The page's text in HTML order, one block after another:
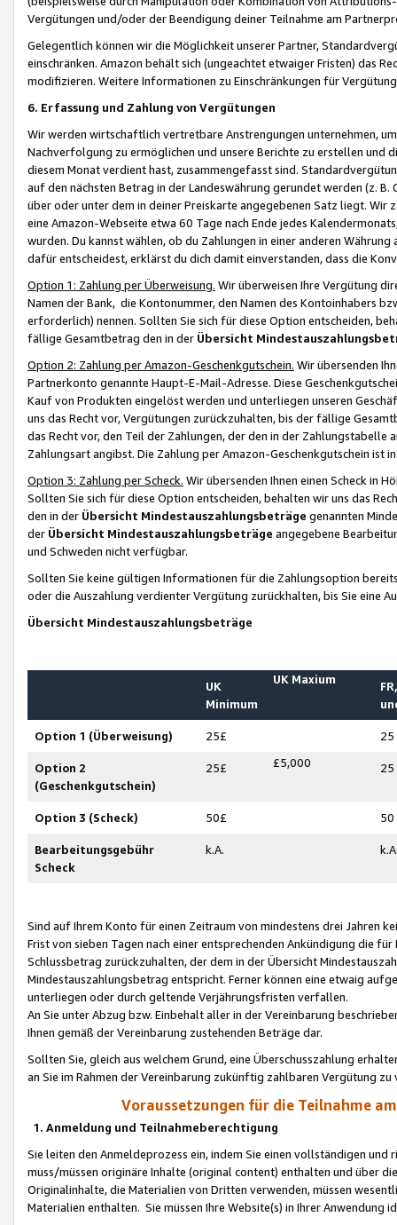
Vergütungen und/oder der Beendigung deiner Teilnahme am
Gelegentlich können wir die Möglichkeit unserer Partner,
einschränken. Amazon behält sich (ungeachtet etwaiger Fristen) das
modifizieren. Weitere Informationen zu Einschränkungen für
6. Erfassung und Zahlung von Vergütungen
Wir werden wirtschaftlich vertretbare Anstrengungen unternehmen,
Nachverfolgung zu ermöglichen und unsere Berichte zu erstellen und
diesem Monat verdient hast, zusammengefasst sind.
auf den nächsten Betrag in der Landeswährung gerundet werden (z.
über oder unter dem in deiner Preiskarte angegebenen Satz liegt.
eine Amazon-Webseite etwa 60 Tage nach Ende jedes
wurden. Du kannst wählen, ob du Zahlungen in einer anderen
dafür entscheidest, erklärst du dich damit einverstanden, dass die
Option 1: Zahlung per Überweisung. Wir überweisen Ihre Vergütung
Namen der Bank, die Kontonummer, den Namen des Kontoinhabers
erforderlich) nennen. Sollten Sie sich für diese Option entscheiden,
fällige Gesamtbetrag den in der Übersicht
Option 2: Zahlung per Amazon-Geschenkgutschein. Wir übersenden
Partnerkonto genannte Haupt-E-Mail-Adresse. Diese
Kauf von Produkten eingelöst werden und unterliegen unseren
uns das Recht vor, Vergütungen zurückzuhalten, bis der fällige
das Recht vor, den Teil der Zahlungen, der den in der
Zahlungsart angibst. Die Zahlung per Amazon-Geschenkgutschein ist
Option 3: Zahlung per Scheck. Wir übersenden Ihnen einen Scheck in
Sollten Sie sich für diese Option entscheiden, behalten wir uns das
den in der Übersicht Mindestauszahlungsbeträge genannten
der Übersicht Mindestauszahlungsbeträge angegebene
und Schweden nicht verfügbar.
Sollten Sie keine gültigen Informationen für die Zahlungsoption
oder die Auszahlung verdienter Vergütung zurückhalten, bis Sie
Übersicht Mindestauszahlungsbeträge
UK
Minimum
UK Maxium
Option 1 (Überweisung) 25£ 25
Option 2
(Geschenkgutschein)
25£ £5,000 25
Option 3 (Scheck) 50£ 50
Bearbeitungsgebühr
Scheck
k.A.
Sind auf Ihrem Konto für einen Zeitraum von mindestens drei Jahren
Frist von sieben Tagen nach einer entsprechenden Ankündigung die
Schlussbetrag zurückzuhalten, der dem in der Übersicht
Mindestauszahlungsbetrag entspricht. Ferner können eine etwaig
unterliegen oder durch geltende Verjährungsfristen verfallen.
An Sie unter Abzug bzw. Einbehalt aller in der Vereinbarung
Ihnen gemäß der Vereinbarung zustehenden Beträge dar.
Sollten Sie, gleich aus welchem Grund, eine Überschusszahlung
an Sie im Rahmen der Vereinbarung zukünftig zahlbaren Vergütung zu
Voraussetzungen für die Teilnahme
1. Anmeldung und Teilnahmeberechtigung
Sie leiten den Anmeldeprozess ein, indem Sie einen vollständigen
muss/müssen originäre Inhalte (original content) enthalten und über
Originalinhalte, die Materialien von Dritten verwenden, müssen
Materialien enthalten. Sie müssen Ihre Website(s) in Ihrer Anwendung